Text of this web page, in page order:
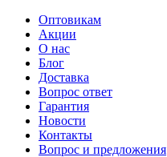
Оптовикам
Акции
О нас
Блог
Доставка
Вопрос ответ
Гарантия
Новости
Контакты
Вопрос и предложения